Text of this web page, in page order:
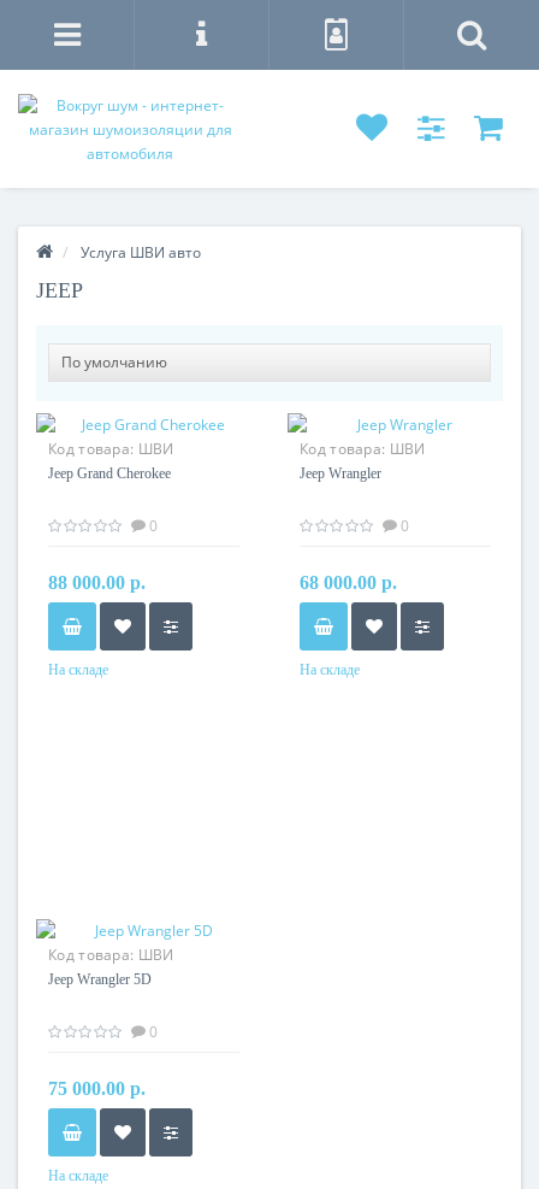
Услуга ШВИ авто
JEEP
Код товара: ШВИ
комплекс Jeep Grand
Jeep Grand Cherokee
0
88 000.00 р.
На складе
Код товара: ШВИ
комплекс Jeep Wrangler
Jeep Wrangler
0
68 000.00 р.
На складе
Код товара: ШВИ
комплекс Jeep Wrangler
Jeep Wrangler 5D
0
75 000.00 р.
На складе